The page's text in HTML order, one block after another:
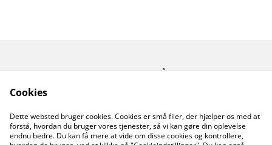
Kontakt os
Åbningstider
Cookiepolitik
Cookies
Dette websted bruger cookies. Cookies er små filer, der hjælper os med at
forstå, hvordan du bruger vores tjenester, så vi kan gøre din oplevelse
endnu bedre. Du kan få mere at vide om disse cookies og kontrollere,